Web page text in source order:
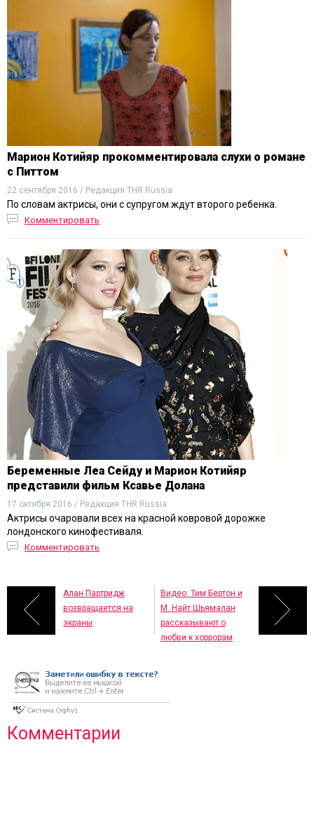
Марион Котийяр прокомментировала слухи о романе
с Питтом
22 сентября 2016 / Редакция THR Russia
По словам актрисы, они с супругом ждут второго ребенка.
Комментировать
Беременные Леа Сейду и Марион Котийяр
представили фильм Ксавье Долана
17 октября 2016 / Редакция THR Russia
Актрисы очаровали всех на красной ковровой дорожке
лондонского кинофестиваля.
Комментировать
Алан Партридж
возвращается на
экраны
Видео: Тим Бертон и
М. Найт Шьямалан
рассказывают о
любви к хоррорам
Комментарии